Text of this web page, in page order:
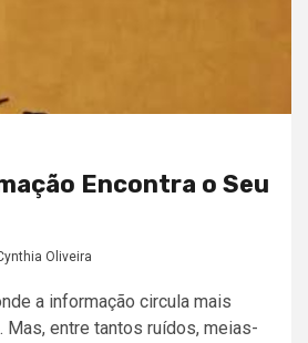
Encontra o Seu
Oliveira
a informação circula mais
Mas, entre tantos ruídos, meias-